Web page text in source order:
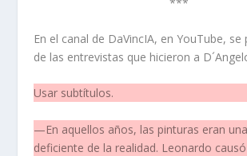
En el canal de DaVincIA, en YouTube, se
de las entrevistas que hicieron a
Usar subtítulos.
—En aquellos años, las pinturas eran
deficiente de la realidad. Leonardo